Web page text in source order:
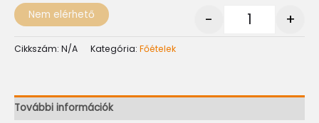
- +
Nem elérhető
Cikkszám: N/A Kategória: Főételek
További információk